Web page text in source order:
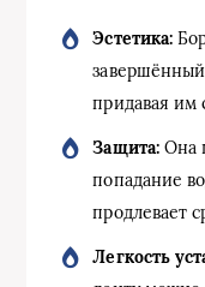
Эстетика:
придавая им
Защита:Она
попадание
продлевает
Легкость